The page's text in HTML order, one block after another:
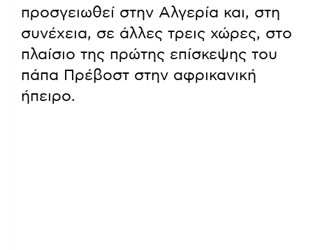
προσγειωθεί στην Αλγερία και, στη
συνέχεια, σε άλλες τρεις χώρες, στο
πλαίσιο της πρώτης επίσκεψης του
πάπα Πρέβοστ στην αφρικανική
ήπειρο.